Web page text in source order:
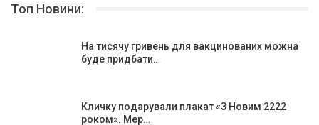
Топ Новини:
На тисячу гривень для вакцинованих можна
буде придбати…
Кличку подарували плакат «З Новим 2222
роком». Мер…